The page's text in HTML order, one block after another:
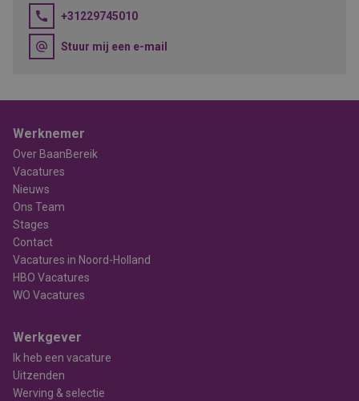
+31229745010
Stuur mij een e-mail
Werknemer
Over BaanBereik
Vacatures
Nieuws
Ons Team
Stages
Contact
Vacatures in Noord-Holland
HBO Vacatures
WO Vacatures
Werkgever
Ik heb een vacature
Uitzenden
Werving & selectie